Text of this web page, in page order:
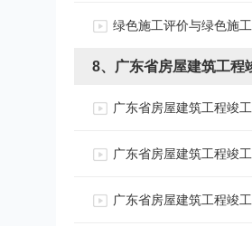
绿色施工评价与绿色施
8、广东省房屋建筑工程
广东省房屋建筑工程竣
广东省房屋建筑工程竣
广东省房屋建筑工程竣